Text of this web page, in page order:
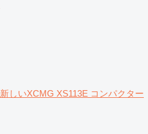
新しいXCMG XS113E コンパクター